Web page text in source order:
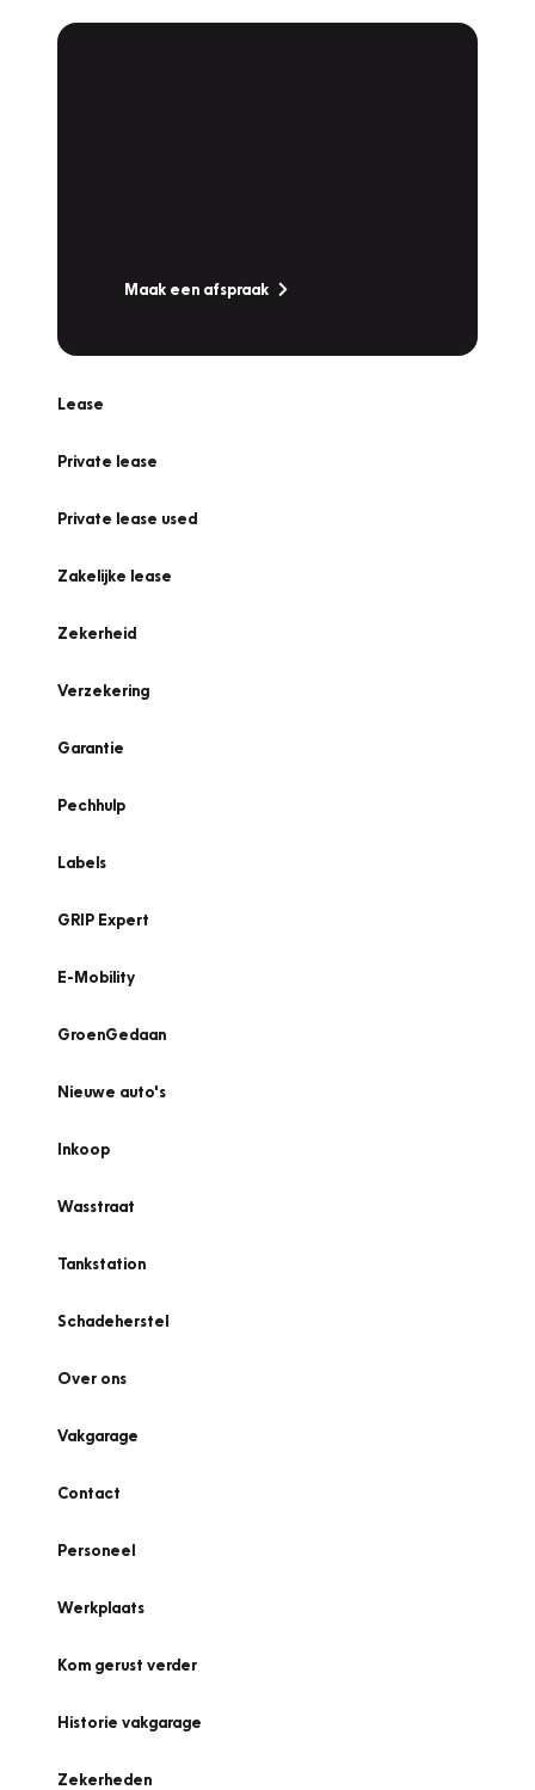
Maak een afspraak
Lease
Private lease
Private lease used
Zakelijke lease
Zekerheid
Verzekering
Garantie
Pechhulp
Labels
GRIP Expert
E-Mobility
GroenGedaan
Nieuwe auto's
Inkoop
Wasstraat
Tankstation
Schadeherstel
Over ons
Vakgarage
Contact
Personeel
Werkplaats
Kom gerust verder
Historie vakgarage
Zekerheden